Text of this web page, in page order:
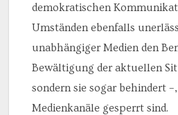
demokratischen
Umständen ebenfalls
unabhängiger Medien den
Bewältigung der aktuellen
sondern sie sogar behindert
Medienkanäle gesperrt sind.